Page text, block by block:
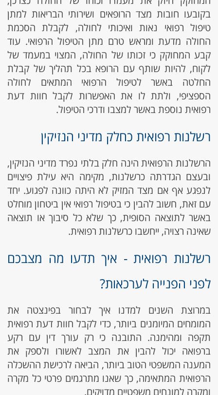
בקובעו חובות מצד הרופאים ושירותי הבריאות למתן
טיפול רפואי נאות ואיכותי לחולה, לקבלת הסכמת
החולה מדעת ומראש טרם מתן הטיפול הרפואי. עוד
קבע המחוקק כי זכותו של החולה, המצוי במעמד של
לקוח, להיות שותף עם הרופא בכל תהליך של קבלת
החלטה באשר לטיפול הרפואי המתאים לחולה
הספציפי, ולתת לו את האפשרות לקבל חוות דעת
רפואית נוספת באשר למצבו ודרכי הטיפול.
רשלנות רפואית כחלק מדיני הנזיקין
הרשלנות הרפואית הינה חלק בלתי נפרד מדיני הנזיקין,
ובעצם הגדרתה כרשלנות, מקימה היא עילת פיצויים
לנפגע אף אם מצד המזיק לא היתה כוונה לפגוע. יחד
עם זאת, חשוב להבין כי בטיפול רפואי אין ביטחון מוחלט
באשר לתוצאה הסופית, כך שלא כל סיבוך או תוצאה
שאינה רצויה, ייחשבו כרשלנות רפואית.
רשלנות רפואית - איך תדעו מה מצבכם
לפני הפנייה לערכאות?
במרוצת השנים למדנו איך לבחור בפינצטה את
המומחים המיומנים ביותר, כדי לקבל חוות דעת רפואית
תקפה ומהימנה. התובנה כי רק עורך דין עם רקע
ברפואה יכול להבין את המצב לאשורו ולספק את
המענה המשפטי הטוב ביותר, הביאה לרכישת ההשכלה
הרפואית המתאימה, כך שאנו מתרגמים פרטי כל מקרה
ומקרה למונחים משפטיים מדויקים.